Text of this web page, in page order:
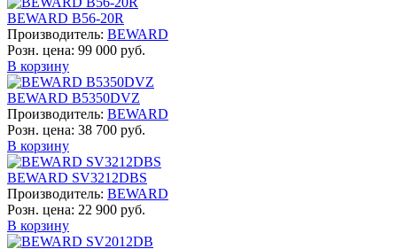
BEWARD B56-20R
Производитель: BEWARD
Розн. цена: 99 000 руб.
В корзину
BEWARD B5350DVZ
Производитель: BEWARD
Розн. цена: 38 700 руб.
В корзину
BEWARD SV3212DBS
Производитель: BEWARD
Розн. цена: 22 900 руб.
В корзину